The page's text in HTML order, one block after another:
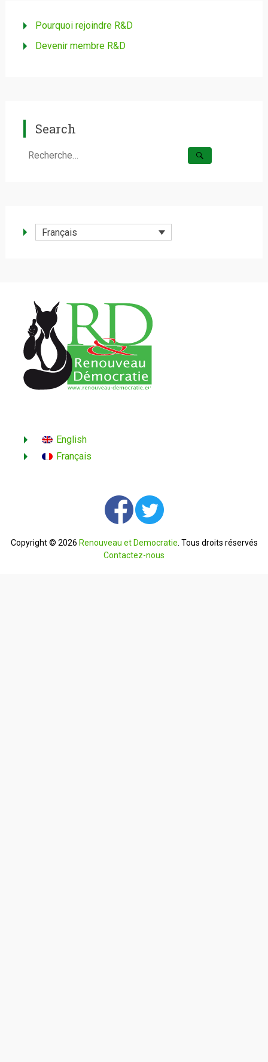
Pourquoi rejoindre R&D
Devenir membre R&D
Search
Rechercher :
Français
English
Français
Copyright © 2026 Renouveau et Democratie. Tous droits réservés
Contactez-nous